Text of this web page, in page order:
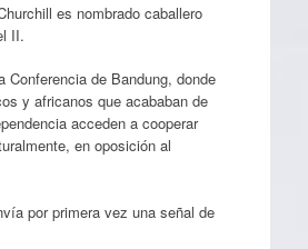
es nombrado caballero
II.
Conferencia de Bandung, donde
y africanos que acababan de
acceden a cooperar
en oposición al
por primera vez una señal de